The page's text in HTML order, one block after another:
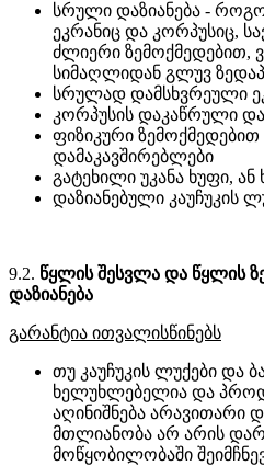
სრული დაზიანება -
ეკრანიც და კორპუსიც,
ძლიერი ზემოქმედებით,
სიმაღლიდან გლუვ
სრულად დამსხვრეული
კორპუსის დაკაწრული
ფიზიკური
დამაკავშირებლები
გატეხილი უკანა ხუფი, ან
დაზიანებული კაუჩუკის
9.2. წყლის შესვლა და წყლის
დაზიანება
გარანტია ითვალისწინებს
თუ კაუჩუკის ლუქები და
ხელუხლებელია და
აღინიშნება არავითარი
მთლიანობა არ არის
მოწყობილობაში